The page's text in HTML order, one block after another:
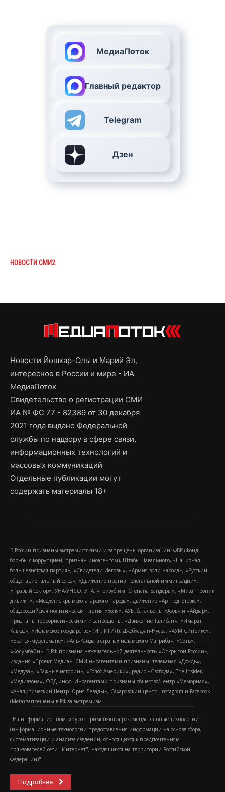
МедиаПоток
Главный редактор
Telegram
Дзен
НОВОСТИ СМИ2
Новости Йошкар-Олы и Марий Эл,
интересное в России и мире - ИА
МедиаПоток
Свидетельство о регистрации СМИ
ИА № ФС 77 - 82389 от 30 декабря
2021 года выдано Федеральной
службы по надзору в сфере связи,
информационных технологий и
массовых коммуникаций
Отдельные публикации могут
содержать материалы 18+
В России признаны экстремистскими и запрещены организации: ФБК (Фонд
борьбы с коррупцией, признан иноагентом), Штабы Навального, «Национал-
большевистская партия», «Свидетели Иеговы», «Армия воли народа», «Русский
общенациональный союз», «Движение против нелегальной иммиграции»,
«Правый сектор», УНА-УНСО, УПА, «Тризуб им. Степана Бандеры», «Мизантропик
дивижн», «Меджлис крымскотатарского народа», движение «Артподготовка»,
общероссийская политическая партия «Воля», АУЕ, батальоны «Азов» и «Айдар».
Признаны террористическими и запрещены: «Движение Талибан», «Имарат
Кавказ», «Исламское государство» (ИГ, ИГИЛ), Джебхад-ан-Нусра, «АУМ Синрике»,
«Братья-мусульмане», «Аль-Каида в странах исламского Магриба», «Сеть»,
«Колумбайн». В РФ признана нежелательной деятельность «Открытой России»,
издания «Проект Медиа». СМИ-иноагентами признаны: телеканал «Дождь»,
«Медуза», «Важные истории», «Голос Америки», радио «Свобода», The Insider,
«Медиазона», ОВД-инфо. Иноагентами признаны общество/центр «Мемориал»,
«Аналитический Центр Юрия Левады», Сахаровский центр. Instagram и Facebook
(Metа) запрещены в РФ за экстремизм.
"На информационном ресурсе применяются рекомендательные технологии
(информационные технологии предоставления информации на основе сбора,
систематизации и анализа сведений, относящихся к предпочтениям
пользователей сети "Интернет", находящихся на территории Российской
Федерации)".
Подробнее